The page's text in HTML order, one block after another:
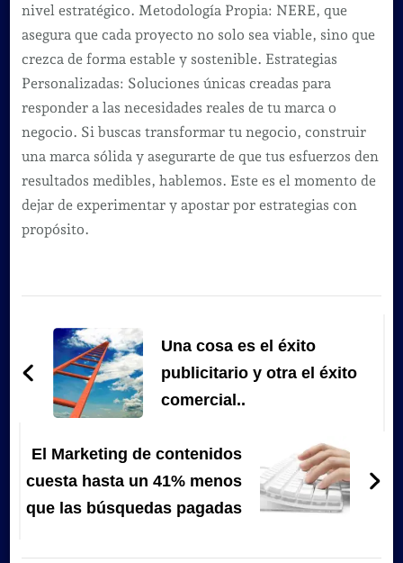
nivel estratégico. Metodología Propia: NERE, que
asegura que cada proyecto no solo sea viable, sino que
crezca de forma estable y sostenible. Estrategias
Personalizadas: Soluciones únicas creadas para
responder a las necesidades reales de tu marca o
negocio. Si buscas transformar tu negocio, construir
una marca sólida y asegurarte de que tus esfuerzos den
resultados medibles, hablemos. Este es el momento de
dejar de experimentar y apostar por estrategias con
propósito.
de
entradas
Una cosa es el éxito
publicitario y otra el éxito
comercial..
El Marketing de contenidos
cuesta hasta un 41% menos
que las búsquedas pagadas